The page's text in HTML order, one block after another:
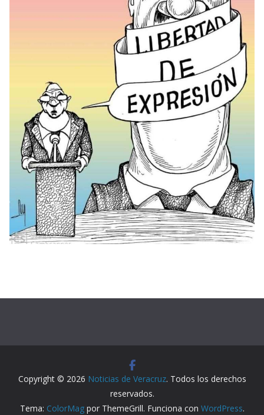
Copyright © 2026 Noticias de Veracruz. Todos los derechos
reservados.
Tema: ColorMagpor ThemeGrill. Funciona con WordPress.